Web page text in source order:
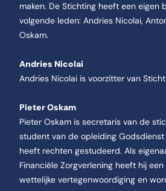
maken. De Stichting heeft een eigen
volgende leden: Andries Nicolai,
Oskam.
Andries Nicolai
Andries Nicolai is voorzitter van
Pieter Oskam
Pieter Oskam is secretaris van de
student van de opleiding Godsdienst
heeft rechten gestudeerd. Als
Financiële Zorgverlening heeft hij
wettelijke vertegenwoordiging en